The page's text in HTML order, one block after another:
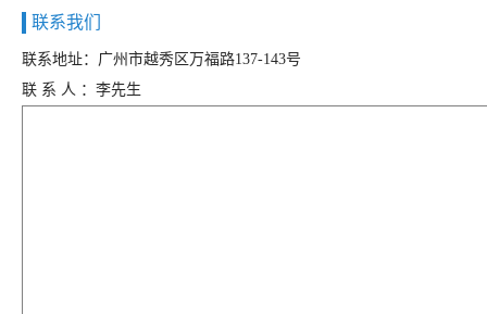
联系我们
联系地址：广州市越秀区万福路137-143号
联 系 人 ：李先生